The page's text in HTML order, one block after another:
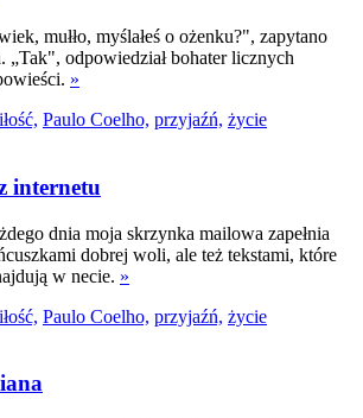
mułło, myślałeś o ożenku?", zapytano
„Tak", odpowiedział bohater licznych
»
Paulo Coelho, przyjaźń, życie
internetu
dnia moja skrzynka mailowa zapełnia
dobrej woli, ale też tekstami, które
w necie. »
Paulo Coelho, przyjaźń, życie